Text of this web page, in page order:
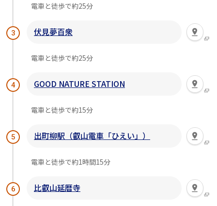
電車と徒歩で約25分
3 伏見夢百衆
電車と徒歩で約25分
4 GOOD NATURE STATION
電車と徒歩で約15分
5 出町柳駅（叡山電車「ひえい」）
電車と徒歩で約1時間15分
6 比叡山延暦寺